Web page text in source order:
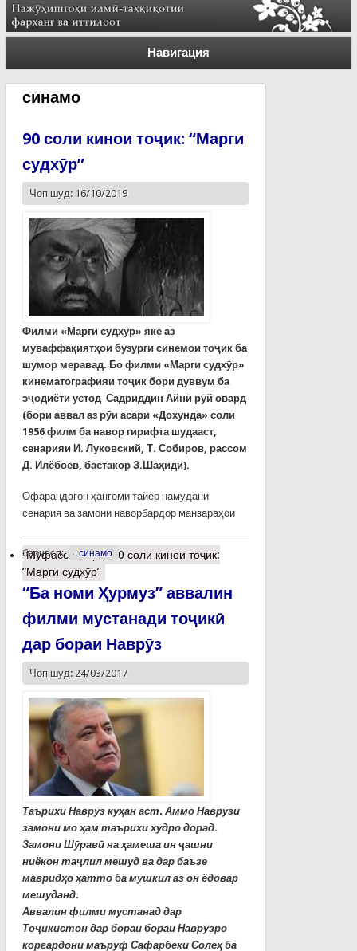
Навигация
синамо
90 соли кинои тоҷик: “Марги
судхӯр”
Чоп шуд: 16/10/2019
Филми «Марги судхӯр» яке аз
муваффақиятҳои бузурги синемои тоҷик ба
шумор меравад. Бо филми «Марги судхӯр»
кинематографияи тоҷик бори дуввум ба
эҷодиёти устод Садриддин Айнӣ рӯй овард
(бори аввал аз рӯи асари «Дохунда» соли
1956 филм ба навор гирифта шудааст,
сенарияи И. Луковский, Т. Собиров, рассом
Д. Илёбоев, бастакор З.Шаҳидӣ).
Офарандагон ҳангоми тайёр намудани
сенария ва замони наворбардор манзараҳои
барчасп: синамо
Муфассалтаро 90 соли кинои тоҷик:
“Марги судхӯр”
“Ба номи Ҳурмуз” аввалин
филми мустанади тоҷикӣ
дар бораи Наврӯз
Чоп шуд: 24/03/2017
Таърихи Наврӯз куҳан аст. Аммо Наврӯзи
замони мо ҳам таърихи худро дорад.
Замони Шӯравӣ на ҳамеша ин ҷашни
ниёкон таҷлил мешуд ва дар баъзе
мавридҳо ҳатто ба мушкил аз он ёдовар
мешуданд.
Аввалин филми мустанад дар
Тоҷикистон дар бораи бораи Наврӯзро
коргардони маъруф Сафарбеки Солеҳ ба